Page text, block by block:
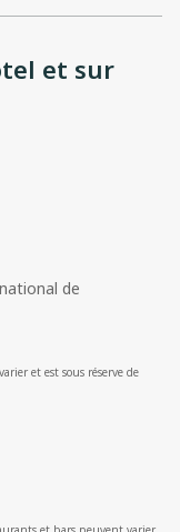
et sur
de
et est sous réserve de